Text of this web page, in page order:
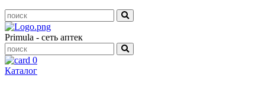
Primula - сеть аптек
0
Каталог